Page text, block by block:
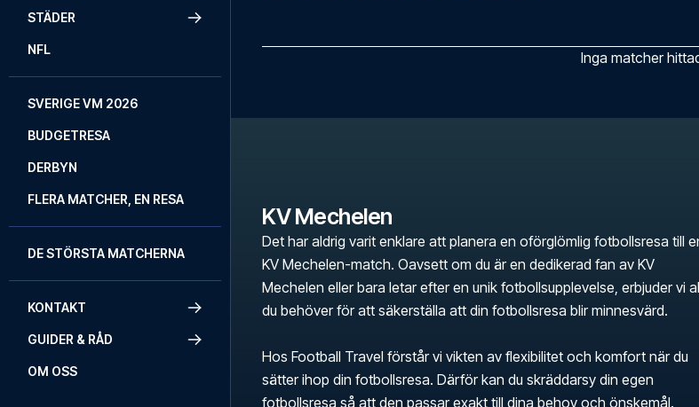
STÄDER
NFL
SVERIGE VM 2026
BUDGETRESA
DERBYN
FLERA MATCHER, EN RESA
DE STÖRSTA MATCHERNA
KONTAKT
GUIDER & RÅD
OM OSS
Inga matcher
KV Mechelen
Det har aldrig varit enklare att planera en oförglömlig fotbollsresa till
KV Mechelen-match. Oavsett om du är en dedikerad fan av KV
Mechelen eller bara letar efter en unik fotbollsupplevelse, erbjuder vi
du behöver för att säkerställa att din fotbollsresa blir minnesvärd.
Hos Football Travel förstår vi vikten av flexibilitet och komfort när du
sätter ihop din fotbollsresa. Därför kan du skräddarsy din egen
fotbollsresa så att den passar exakt till dina behov och önskemål.